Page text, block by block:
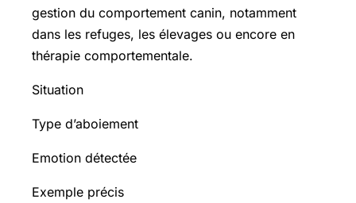
gestion du comportement canin, notamment
dans les refuges, les élevages ou encore en
thérapie comportementale.
Situation
Type d’aboiement
Emotion détectée
Exemple précis